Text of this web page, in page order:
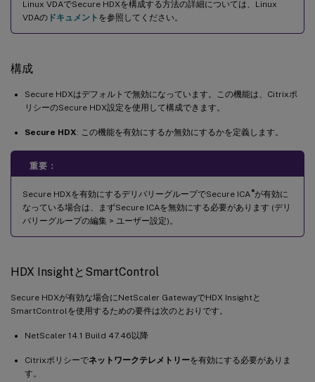
Linux VDAでSecure HDXを構成する方法の詳細については、Linux
VDAの ドキュメント を参照してください。
構成
Secure HDXはデフォルトで無効になっています。この機能は、Citrixポ
リシーのSecure HDX設定を使用して構成できます。
Secure HDX: この機能を有効にするか無効にするかを定義します。
重要：
Secure HDXを有効にするデリバリーグループでSecure ICA ®が有効に
なっている場合は、まずSecure ICAを無効にする必要があります (デリ
バリーグループの編集 > ユーザー設定)。
HDX InsightとSmartControl
Secure HDXが有効な場合にNetScaler GatewayでHDX Insightと
SmartControlを使用するための要件は次のとおりです。
NetScaler 14.1 Build 47.46以降
Citrixポリシーでネットワークテレメトリーを有効にする必要がありま
す。